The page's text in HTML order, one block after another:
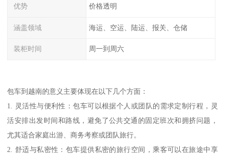
优势 价格透明
涵盖领域 海运、空运、陆运、报关、仓储
装柜时间 周一到周六
包车到越南的意义主要体现在以下几个方面：
1. 灵活性与便利性：包车可以根据个人或团队的需求定制行程，灵
活安排出发时间和路线，避免了公共交通的固定班次和拥挤问题，
尤其适合家庭出游、商务考察或团队旅行。
2. 舒适与私密性：包车提供私密的旅行空间，乘客可以在旅途中享